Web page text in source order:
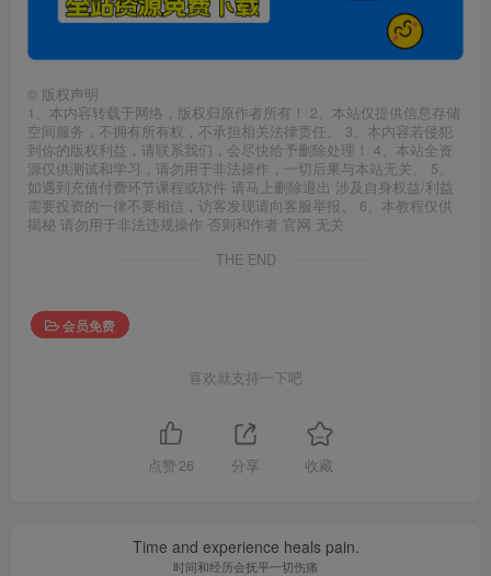
© 版权声明
1、本内容转载于网络，版权归原作者所有！ 2、本站仅提供信息存储
空间服务，不拥有所有权，不承担相关法律责任。 3、本内容若侵犯
到你的版权利益，请联系我们，会尽快给予删除处理！ 4、本站全资
源仅供测试和学习，请勿用于非法操作，一切后果与本站无关。 5、
如遇到充值付费环节课程或软件 请马上删除退出 涉及自身权益/利益
需要投资的一律不要相信，访客发现请向客服举报。 6、本教程仅供
揭秘 请勿用于非法违规操作 否则和作者 官网 无关
THE END
会员免费
喜欢就支持一下吧
点赞 26 分享 收藏
Time and experience heals pain.
时间和经历会抚平一切伤痛